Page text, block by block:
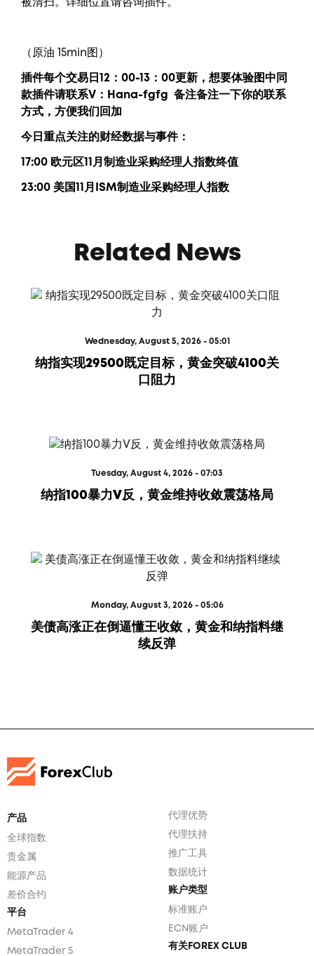
被清扫。详细位置请咨询插件。
（原油 15min图）
插件每个交易日12：00-13：00更新， 想要体验图中 同
款插件请联系V： Hana-fgfg 备注备注一下你的联系
方式，方便我们回加
今日重点关注的财经数据与事件：
17:00 欧元区11月制造业采购经理人指数终值
23:00 美国11月ISM制造业采购经理人指数
Related News
Wednesday, August 5, 2026 - 05:01
纳指实现29500既定目标，黄金突破4100关
口阻力
Tuesday, August 4, 2026 - 07:03
纳指100暴力V反，黄金维持收敛震荡格局
Monday, August 3, 2026 - 05:06
美债高涨正在倒逼懂王收敛，黄金和纳指料继
续反弹
产品
全球指数
贵金属
能源产品
差价合约
平台
MetaTrader 4
MetaTrader 5
代理优势
代理扶持
推广工具
数据统计
账户类型
标准账户
ECN账户
有关FOREX CLUB